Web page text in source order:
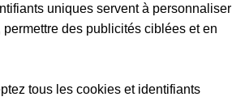
uniques servent à personnaliser
des publicités ciblées et en
tous les cookies et identifiants